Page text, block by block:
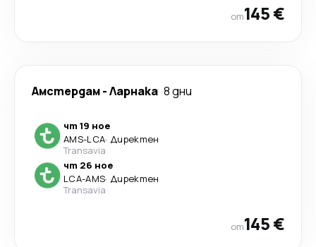
от145 €
Амстердам-Ларнака 8 дни
чт 19 ное
AMS-LCA· Директен
Transavia
чт 26 ное
LCA-AMS· Директен
Transavia
от145 €